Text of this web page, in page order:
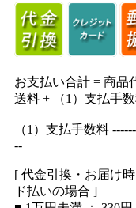
お支払い合計 = 商品
送料 + （1）支払手
（1）支払手数料
--
[ 代金引換・お届け
ド払いの場合 ]